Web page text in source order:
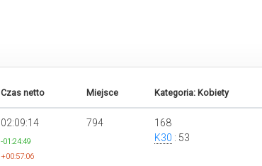
Czas netto Miejsce Kategoria: Kobiety
02:09:14
-01:24:49
+00:57:06
794
168
K30 : 53